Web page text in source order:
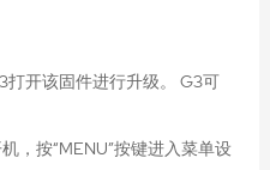
开该固件进行升级。 G3可
，按“MENU”按键进入菜单设